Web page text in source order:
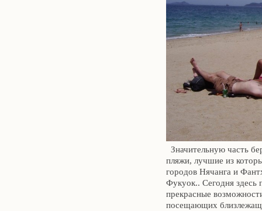
Значительную часть
пляжи, лучшие из
городов Нячанга и
Фукуок.. Сегодня здесь
прекрасные
посещающих